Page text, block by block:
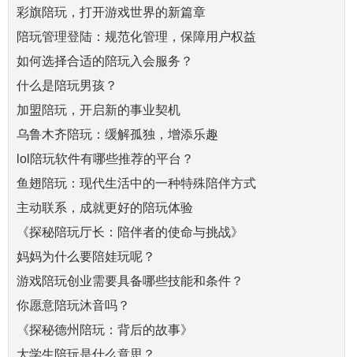
彩旗陪玩，打开游戏世界的新篇章
陪玩管理登陆：规范化管理，保障用户权益
如何选择合适的陪玩入会服务？
什么是陪玩男孩？
加盟陪玩，开启新的事业契机
乌鲁木齐陪玩：缓解孤独，增添乐趣
lol陪玩软件有哪些推荐的平台？
鱼翅陪玩：现代生活中的一种特殊陪伴方式
主动联系，成就更好的陪玩体验
《探秘陪玩厅长：陪伴者的使命与挑战》
妈妈为什么要陪娃玩呢？
游戏陪玩创业需要具备哪些技能和条件？
你愿意陪玩沐音吗？
《探秘德州陪玩：背后的故事》
大学生陪玩是什么意思？